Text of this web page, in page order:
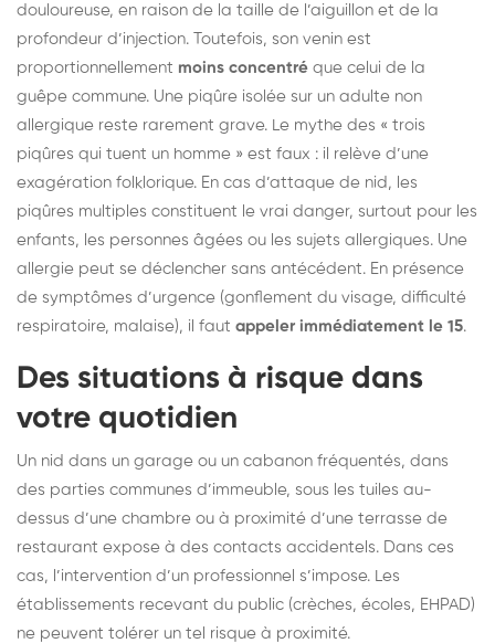
douloureuse, en raison de la taille de l’aiguillon et de la
profondeur d’injection. Toutefois, son venin est
proportionnellement moins concentré que celui de la
guêpe commune. Une piqûre isolée sur un adulte non
allergique reste rarement grave. Le mythe des « trois
piqûres qui tuent un homme » est faux : il relève d’une
exagération folklorique. En cas d’attaque de nid, les
piqûres multiples constituent le vrai danger, surtout pour les
enfants, les personnes âgées ou les sujets allergiques. Une
allergie peut se déclencher sans antécédent. En présence
de symptômes d’urgence (gonflement du visage, difficulté
respiratoire, malaise), il faut appeler immédiatement le 15.
Des situations à risque dans
votre quotidien
Un nid dans un garage ou un cabanon fréquentés, dans
des parties communes d’immeuble, sous les tuiles au-
dessus d’une chambre ou à proximité d’une terrasse de
restaurant expose à des contacts accidentels. Dans ces
cas, l’intervention d’un professionnel s’impose. Les
établissements recevant du public (crèches, écoles, EHPAD)
ne peuvent tolérer un tel risque à proximité.